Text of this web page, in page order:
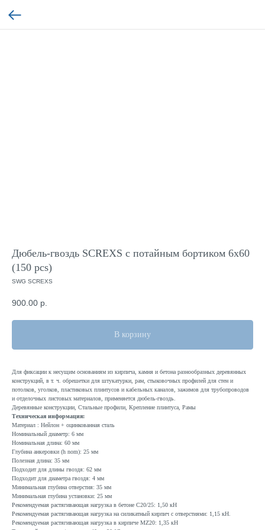
Дюбель-гвоздь SCREXS с потайным бортиком 6x60
(150 pcs)
SWG SCREXS
900.00 р.
В корзину
Для фиксации к несущим основаниям из кирпича, камня и бетона разнообразных деревянных
конструкций, в т. ч. обрешетки для штукатурки, рам, стыковочных профилей для стен и
потолков, уголков, пластиковых плинтусов и кабельных каналов, зажимов для трубопроводов
и отделочных листовых материалов, применяется дюбель-гвоздь.
Деревянные конструкции, Стальные профили, Крепление плинтуса, Рамы
Техническая информация:
Материал : Нейлон + оцинкованная сталь
Номинальный диаметр: 6 мм
Номинальная длина: 60 мм
Глубина анкеровки (h nom): 25 мм
Полезная длина: 35 мм
Подходит для длины гвоздя: 62 мм
Подходит для диаметра гвоздя: 4 мм
Минимальная глубина отверстия: 35 мм
Минимальная глубина установки: 25 мм
Рекомендуемая растягивающая нагрузка в бетоне C20/25: 1,50 кН
Рекомендуемая растягивающая нагрузка на силикатный кирпич с отверстиями: 1,15 кН.
Рекомендуемая растягивающая нагрузка в кирпиче MZ20: 1,35 кН